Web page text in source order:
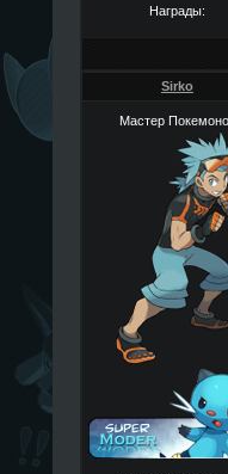
Награды:
Sirko
Мастер